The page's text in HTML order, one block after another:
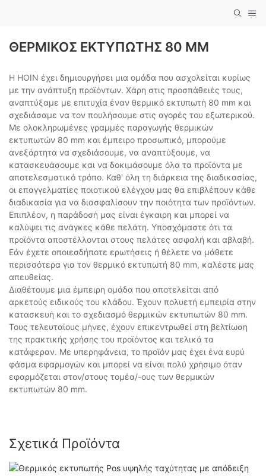
ΘΕΡΜΙΚΌΣ ΕΚΤΥΠΩΤΉΣ 80 MM
Η HOIN έχει δημιουργήσει μια ομάδα που ασχολείται κυρίως
με την ανάπτυξη προϊόντων. Χάρη στις προσπάθειές τους,
αναπτύξαμε με επιτυχία έναν θερμικό εκτυπωτή 80 mm και
σχεδιάσαμε να τον πουλήσουμε στις αγορές του εξωτερικού.
Με ολοκληρωμένες γραμμές παραγωγής θερμικών
εκτυπωτών 80 mm και έμπειρο προσωπικό, μπορούμε
ανεξάρτητα να σχεδιάσουμε, να αναπτύξουμε, να
κατασκευάσουμε και να δοκιμάσουμε όλα τα προϊόντα με
αποτελεσματικό τρόπο. Καθ' όλη τη διάρκεια της διαδικασίας,
οι επαγγελματίες ποιοτικού ελέγχου μας θα επιβλέπουν κάθε
διαδικασία για να διασφαλίσουν την ποιότητα των προϊόντων.
Επιπλέον, η παράδοσή μας είναι έγκαιρη και μπορεί να
καλύψει τις ανάγκες κάθε πελάτη. Υποσχόμαστε ότι τα
προϊόντα αποστέλλονται στους πελάτες ασφαλή και αβλαβή.
Εάν έχετε οποιεσδήποτε ερωτήσεις ή θέλετε να μάθετε
περισσότερα για τον θερμικό εκτυπωτή 80 mm, καλέστε μας
απευθείας.
Διαθέτουμε μια έμπειρη ομάδα που αποτελείται από
αρκετούς ειδικούς του κλάδου. Έχουν πολυετή εμπειρία στην
κατασκευή και το σχεδιασμό θερμικών εκτυπωτών 80 mm.
Τους τελευταίους μήνες, έχουν επικεντρωθεί στη βελτίωση
της πρακτικής χρήσης του προϊόντος και τελικά τα
κατάφεραν. Με υπερηφάνεια, το προϊόν μας έχει ένα ευρύ
φάσμα εφαρμογών και μπορεί να είναι πολύ χρήσιμο όταν
εφαρμόζεται στον/στους τομέα/-ους των θερμικών
εκτυπωτών 80 mm.
Σχετικά Προϊόντα